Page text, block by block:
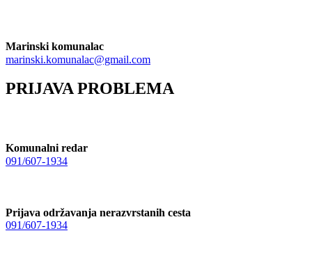
Marinski komunalac
marinski.komunalac@gmail.com
PRIJAVA PROBLEMA
Komunalni redar
091/607-1934
Prijava održavanja nerazvrstanih cesta
091/607-1934